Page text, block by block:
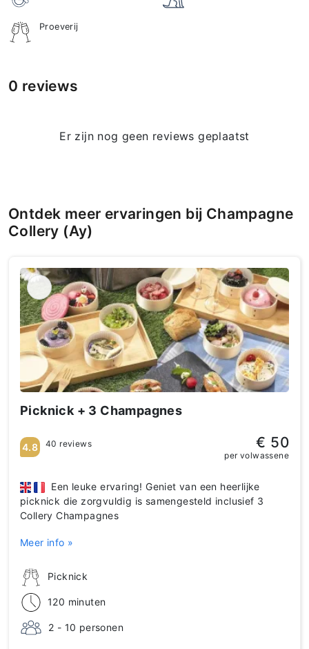
Proeverij
0 reviews
Er zijn nog geen reviews geplaatst
Ontdek meer ervaringen bij Champagne
Collery (Ay)
Picknick + 3 Champagnes
Picknick
120 minuten
2 - 10 personen
Een leuke ervaring! Geniet van een heerlijke
picknick die zorgvuldig is samengesteld inclusief 3
Collery Champagnes
Meer info »
4.8 40 reviews € 50
per volwassene